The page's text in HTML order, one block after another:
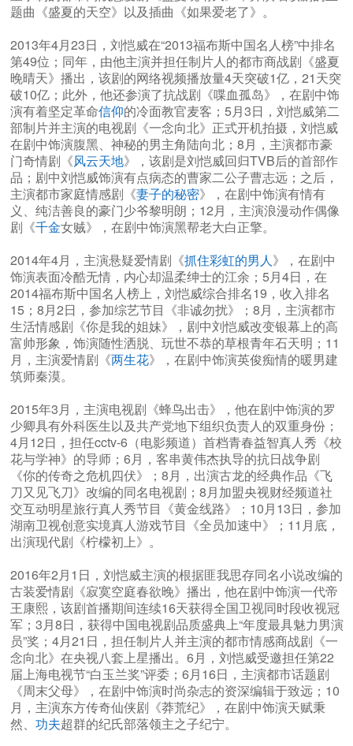
题曲《盛夏的天空》以及插曲《如果爱老了》。
2013年4月23日，刘恺威在“2013福布斯中国名人榜”中排名
第49位；同年，由他主演并担任制片人的都市商战剧《盛夏
晚晴天》播出，该剧的网络视频播放量4天突破1亿，21天突
破10亿；此外，他还参演了抗战剧《喋血孤岛》，在剧中饰
演有着坚定革命信仰的冷面教官麦客；5月3日，刘恺威第二
部制片并主演的电视剧《一念向北》正式开机拍摄，刘恺威
在剧中饰演腹黑、神秘的男主角陆向北；8月，主演都市豪
门奇情剧《风云天地》，该剧是刘恺威回归TVB后的首部作
品；剧中刘恺威饰演有点病态的曹家二公子曹志远；之后，
主演都市家庭情感剧《妻子的秘密》，在剧中饰演有情有
义、纯洁善良的豪门少爷黎明朗；12月，主演浪漫动作偶像
剧《千金女贼》，在剧中饰演黑帮老大白正擎。
2014年4月，主演悬疑爱情剧《抓住彩虹的男人》，在剧中
饰演表面冷酷无情，内心却温柔绅士的江余；5月4日，在
2014福布斯中国名人榜上，刘恺威综合排名19，收入排名
15；8月2日，参加综艺节目《非诚勿扰》；8月，主演都市
生活情感剧《你是我的姐妹》，剧中刘恺威改变银幕上的高
富帅形象，饰演随性洒脱、玩世不恭的草根青年石天明；11
月，主演爱情剧《两生花》，在剧中饰演英俊痴情的暖男建
筑师秦漠。
2015年3月，主演电视剧《蜂鸟出击》，他在剧中饰演的罗
少卿具有外科医生以及共产党地下组织负责人的双重身份；
4月12日，担任cctv-6（电影频道）首档青春益智真人秀《校
花与学神》的导师；6月，客串黄伟杰执导的抗日战争剧
《你的传奇之危机四伏》；8月，出演古龙的经典作品《飞
刀又见飞刀》改编的同名电视剧；8月加盟央视财经频道社
交互动明星旅行真人秀节目《黄金线路》；10月13日，参加
湖南卫视创意实境真人游戏节目《全员加速中》；11月底，
出演现代剧《柠檬初上》。
2016年2月1日，刘恺威主演的根据匪我思存同名小说改编的
古装爱情剧《寂寞空庭春欲晚》播出，他在剧中饰演一代帝
王康熙，该剧首播期间连续16天获得全国卫视同时段收视冠
军；3月8日，获得中国电视剧品质盛典上“年度最具魅力男演
员”奖；4月21日，担任制片人并主演的都市情感商战剧《一
念向北》在央视八套上星播出。6月，刘恺威受邀担任第22
届上海电视节“白玉兰奖”评委；6月16日，主演都市话题剧
《周末父母》，在剧中饰演时尚杂志的资深编辑于致远；10
月，主演东方传奇仙侠剧《莽荒纪》，在剧中饰演天赋秉
然、 功夫超群的纪氏部落领主之子纪宁。